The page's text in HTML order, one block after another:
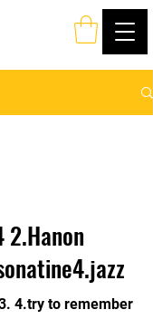
2.Hanon
4.try to remember